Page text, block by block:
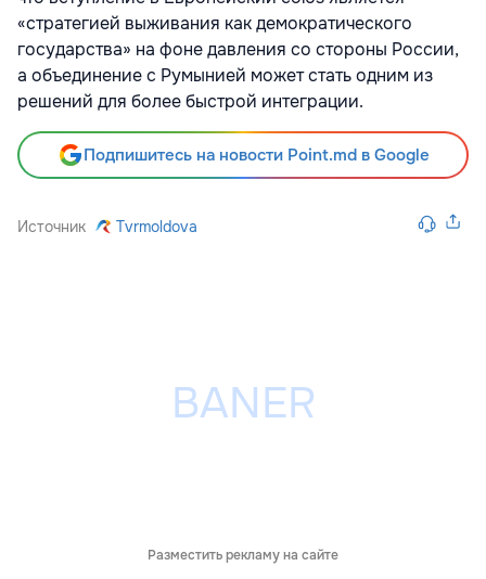
«стратегией выживания как демократического
государства» на фоне давления со стороны России,
а объединение с Румынией может стать одним из
решений для более быстрой интеграции.
Подпишитесь на новости Point.md в Google
Источник Tvrmoldova
Разместить рекламу на сайте